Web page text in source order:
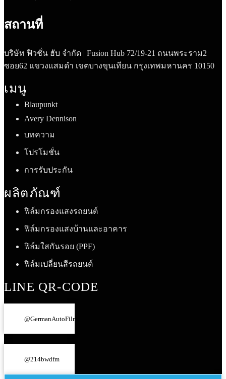
สถานที่
บริษัท ฟิวชั่น ฮับ จำกัด | Fusion Hub 72/19-21 ถนนพระราม2
ซอย62 แขวงแสมดำ เขตบางขุนเทียน กรุงเทพมหานคร 10150
เมนู
Blaupunkt
Avery Dennison
บทความ
โปรโมชั่น
การรับประกัน
ผลิตภัณฑ์
ฟิล์มกรองแสงรถยนต์
ฟิล์มกรองแสงบ้านและอาคาร
ฟิล์มใสกันรอย (PPF)
ฟิล์มเปลี่ยนสีรถยนต์
LINE QR-CODE
@GermanAutoFilm
@214bwdfm